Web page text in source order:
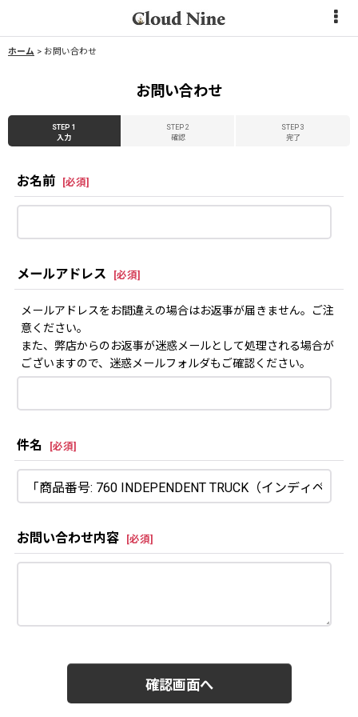
ホーム > お問い合わせ
お問い合わせ
STEP 1
入力
STEP 2
確認
STEP 3
完了
お名前 [必須]
メールアドレス [必須]
メールアドレスをお間違えの場合はお返事が届きません。ご注
意ください。
また、弊店からのお返事が迷惑メールとして処理される場合が
ございますので、迷惑メールフォルダもご確認ください。
件名 [必須]
お問い合わせ内容 [必須]
確認画面へ